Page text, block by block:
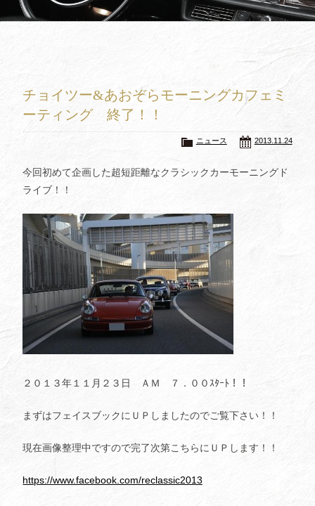
会社概要
Recruit
採用情報
チョイツー&あおぞらモーニングカフェミ
ーティング 終了！！
2013.11.24
ニュース
今回初めて企画した超短距離なクラシックカーモーニングド
ライブ！！
２０１３年１１月２３日 ＡＭ ７．００ｽﾀｰﾄ！！
まずはフェイスブックにＵＰしましたのでご覧下さい！！
現在画像整理中ですので完了次第こちらにＵＰします！！
https://www.facebook.com/reclassic2013